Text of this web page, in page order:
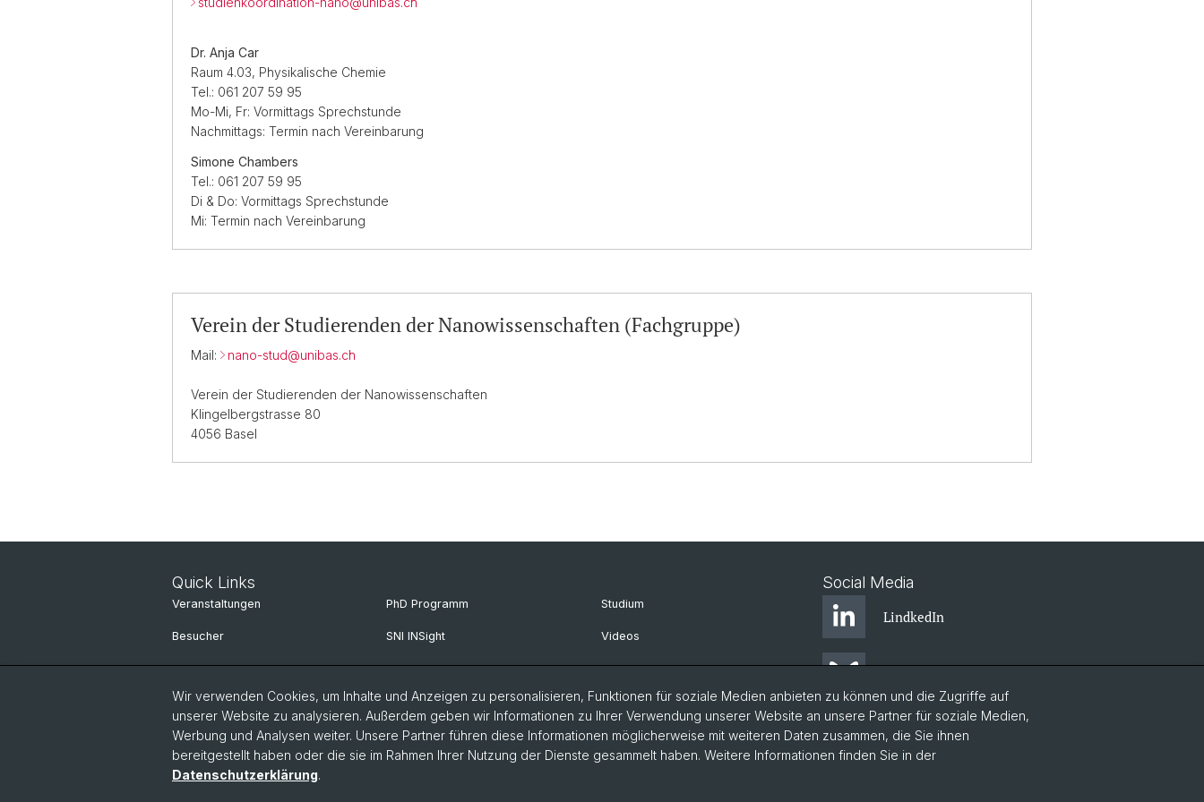
Dr. Anja Car
Raum 4.03, Physikalische Chemie
Tel.: 061 207 59 95
Mo-Mi, Fr: Vormittags Sprechstunde
Nachmittags: Termin nach Vereinbarung
Simone Chambers
Tel.: 061 207 59 95
Di & Do: Vormittags Sprechstunde
Mi: Termin nach Vereinbarung
Verein der Studierenden der Nanowissenschaften (Fachgruppe)
Mail: nano-stud@unibas.ch
Verein der Studierenden der Nanowissenschaften
Klingelbergstrasse 80
4056 Basel
Quick Links
Veranstaltungen
Besucher
PhD Programm
SNI INSight
Studium
Videos
Social Media
LindkedIn
YouTube
Wir verwenden Cookies, um Inhalte und Anzeigen zu personalisieren, Funktionen für soziale Medien anbieten zu können und die Zugriffe auf
unserer Website zu analysieren. Außerdem geben wir Informationen zu Ihrer Verwendung unserer Website an unsere Partner für soziale Medien,
Werbung und Analysen weiter. Unsere Partner führen diese Informationen möglicherweise mit weiteren Daten zusammen, die Sie ihnen
bereitgestellt haben oder die sie im Rahmen Ihrer Nutzung der Dienste gesammelt haben. Weitere Informationen finden Sie in der
Datenschutzerklärung.